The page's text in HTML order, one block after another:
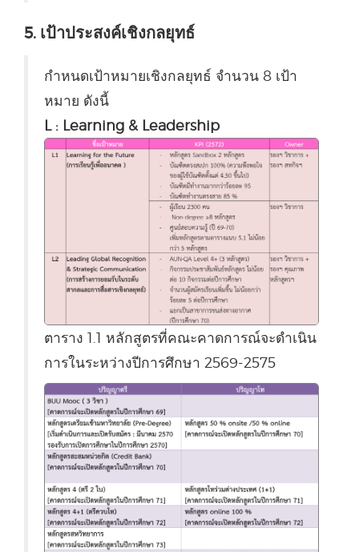
5. เป้าประสงค์เชิงกลยุทธ์
กำหนดเป้าหมายเชิงกลยุทธ์ จำนวน 8 เป้า
หมาย ดังนี้
L : Learning & Leadership
ตาราง 1.1 หลักสูตรที่คณะคาดการณ์จะดำเนิน
การในระหว่างปีการศึกษา 2569-2575